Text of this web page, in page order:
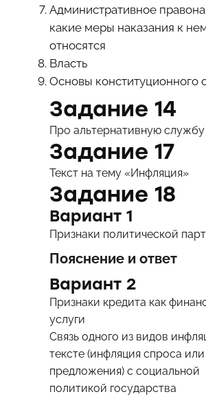
Административное
какие меры наказания к
относятся
Власть
Основы конституционного
Задание 14
Про альтернативную службу
Задание 17
Текст на тему «Инфляция»
Задание 18
Вариант 1
Признаки политической
Пояснение и ответ
Вариант 2
Признаки кредита как
услуги
Связь одного из видов
тексте (инфляция спроса или
предложения) с социальной
политикой государства